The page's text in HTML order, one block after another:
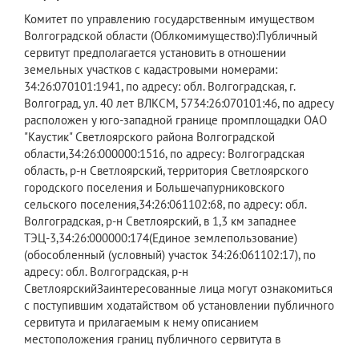
​Комитет по управлению государственным имуществом
Волгоградской области (Облкомимущество):Публичный
сервитут предполагается установить в отношении
земельных участков с кадастровыми номерами:
34:26:070101:1941, по адресу: обл. Волгоградская, г.
Волгоград, ул. 40 лет ВЛКСМ, 5734:26:070101:46, по адресу
расположен у юго-западной границе промплощадки ОАО
"Каустик" Светлоярского района Волгоградской
области,34:26:000000:1516, по адресу: Волгоградская
область, р-н Светлоярский, территория Светлоярского
городского поселения и Большечапурниковского
сельского поселения,34:26:061102:68, по адресу: обл.
Волгоградская, р-н Светлоярский, в 1,3 км западнее
ТЭЦ-3,34:26:000000:174(Единое землепользование)
(обособленный (условный) участок 34:26:061102:17), по
адресу: обл. Волгоградская, р-н
СветлоярскийЗаинтересованные лица могут ознакомиться
с поступившим ходатайством об установлении публичного
сервитута и прилагаемым к нему описанием
местоположения границ публичного сервитута в